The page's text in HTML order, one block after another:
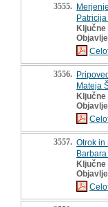
3555.
Ključne
3556.
Mateja
Ključne
3557. Otrok in
Ključne